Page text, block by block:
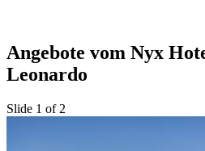
Angebote vom Nyx
Leonardo
Slide 1 of 2